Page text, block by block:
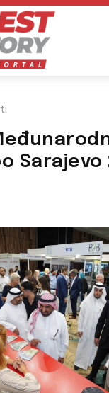
Sarajevo